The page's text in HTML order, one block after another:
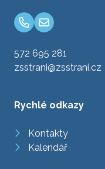
572 695 281
zsstrani@zsstrani.cz
Rychlé odkazy
Kontakty
Kalendář